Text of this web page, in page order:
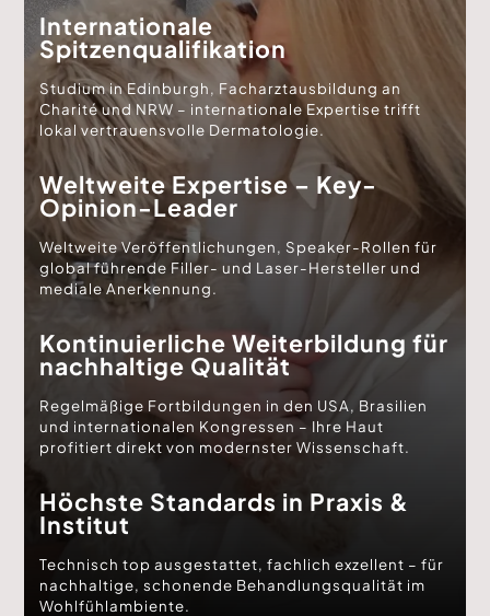
Internationale
Spitzenqualifikation
Studium in Edinburgh, Facharztausbildung an
Charité und NRW – internationale Expertise trifft
lokal vertrauensvolle Dermatologie.
Weltweite Expertise – Key-
Opinion-Leader
Weltweite Veröffentlichungen, Speaker-Rollen für
global führende Filler- und Laser-Hersteller und
mediale Anerkennung.
Kontinuierliche Weiterbildung für
nachhaltige Qualität
Regelmäßige Fortbildungen in den USA, Brasilien
und internationalen Kongressen – Ihre Haut
profitiert direkt von modernster Wissenschaft.
Höchste Standards in Praxis &
Institut
Technisch top ausgestattet, fachlich exzellent – für
nachhaltige, schonende Behandlungsqualität im
Wohlfühlambiente.